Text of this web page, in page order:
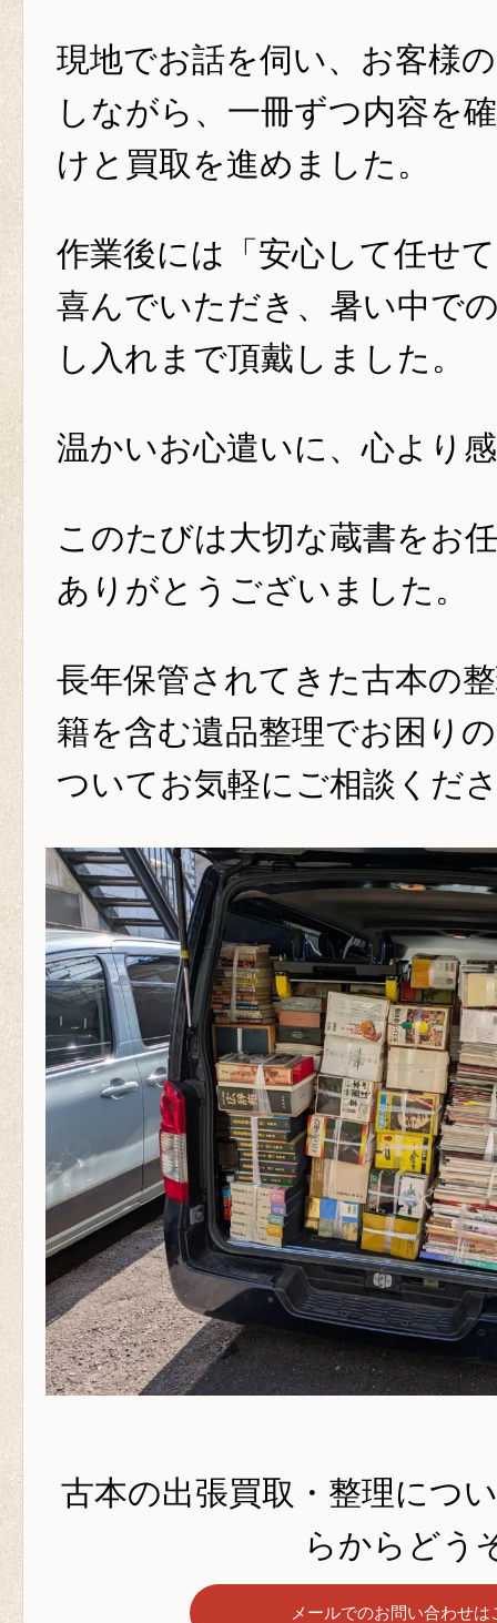
現地でお話を伺い、お客様
しながら、一冊ずつ内容を
けと買取を進めました。
作業後には「安心して任せ
喜んでいただき、暑い中で
し入れまで頂戴しました。
温かいお心遣いに、心より
このたびは大切な蔵書をお
ありがとうございました。
長年保管されてきた古本の
籍を含む遺品整理でお困り
ついてお気軽にご相談くだ
古本の出張買取・整理につ
らからどう
メールでのお問い合わせは